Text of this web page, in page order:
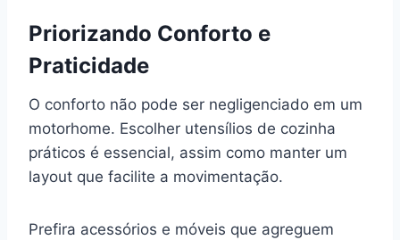
Priorizando Conforto e
Praticidade
O conforto não pode ser negligenciado em um
motorhome. Escolher utensílios de cozinha
práticos é essencial, assim como manter um
layout que facilite a movimentação.
Prefira acessórios e móveis que agreguem